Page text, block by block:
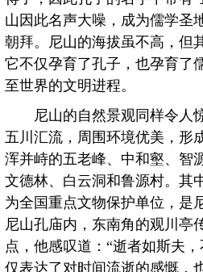
山因此名声大噪，成为儒学圣
朝拜。尼山的海拔虽不高，但
它不仅孕育了孔子，也孕育了
至世界的文明进程。
尼山的自然景观同样令人惊
五川汇流，周围环境优美，形
浑并峙的五老峰、中和壑、智
文德林、白云洞和鲁源村。其
为全国重点文物保护单位，是
尼山孔庙内，东南角的观川亭
点，他感叹道：“逝者如斯夫
仅表达了对时间流逝的感慨，